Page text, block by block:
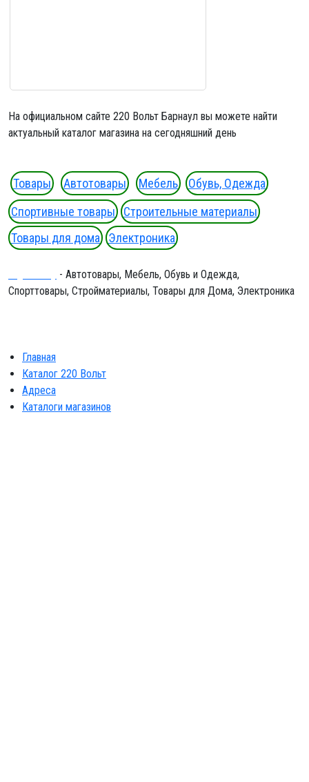
На официальном сайте 220 Вольт Барнаул вы можете найти
актуальный каталог магазина на сегодняшний день
Товары Автотовары Мебель
Обувь, Одежда
Спортивные товары
Строительные материалы
Товары для дома
Электроника
- Автотовары, Мебель, Обувь и Одежда,
Спорттовары, Стройматериалы, Товары для Дома, Электроника
Главная
Каталог 220 Вольт
Адреса
Каталоги магазинов